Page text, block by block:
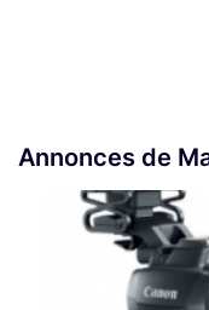
Annonces de